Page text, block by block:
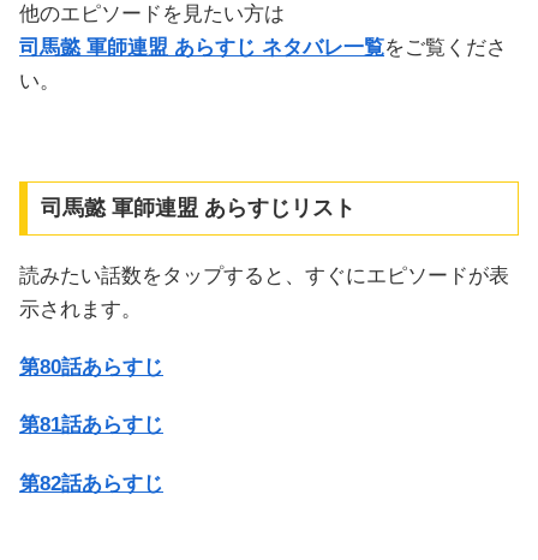
他のエピソードを見たい方は
司馬懿 軍師連盟 あらすじ ネタバレ一覧をご覧くださ
い。
司馬懿 軍師連盟 あらすじリスト
読みたい話数をタップすると、すぐにエピソードが表
示されます。
第80話あらすじ
第81話あらすじ
第82話あらすじ